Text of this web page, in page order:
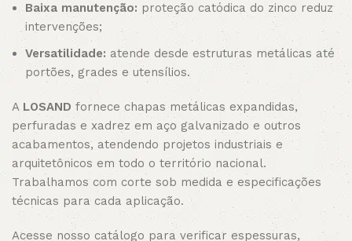
Baixa manutenção: proteção catódica do zinco reduz
intervenções;
Versatilidade: atende desde estruturas metálicas até
portões, grades e utensílios.
A LOSAND fornece chapas metálicas expandidas,
perfuradas e xadrez em aço galvanizado e outros
acabamentos, atendendo projetos industriais e
arquitetônicos em todo o território nacional.
Trabalhamos com corte sob medida e especificações
técnicas para cada aplicação.
Acesse nosso catálogo para verificar espessuras,